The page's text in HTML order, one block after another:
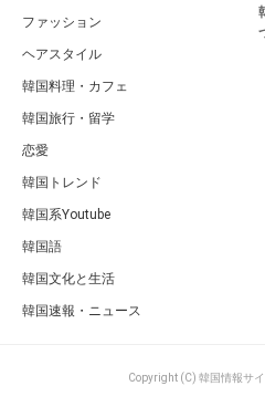
ファッション
ヘアスタイル
韓国料理・カフェ
韓国旅行・留学
恋愛
韓国トレンド
韓国系Youtube
韓国語
韓国文化と生活
韓国速報・ニュース
Copyright (C) 韓国情報サイ